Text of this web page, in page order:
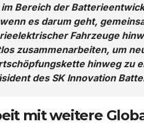
im Bereich der
es darum geht,
Fahrzeuge
zusammenarbeiten, um
hinweg zu
des SK Innovation
mit weitere